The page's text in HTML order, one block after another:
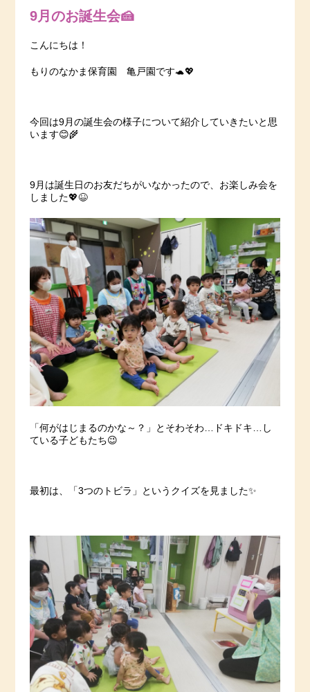
9月のお誕生会🍰
こんにちは！
もりのなかま保育園 亀戸園です🐢💖
今回は9月の誕生会の様子について紹介していきたいと思
います😊🌾
9月は誕生日のお友だちがいなかったので、お楽しみ会を
しました💖😆
「何がはじまるのかな～？」とそわそわ…ドキドキ…し
ている子どもたち😉
最初は、「3つのトビラ」というクイズを見ました✨